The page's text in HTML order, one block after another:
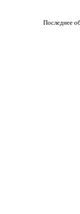
Последнее